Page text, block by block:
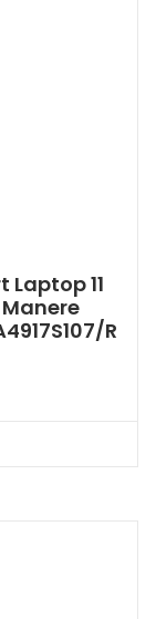
Laptop 11
R